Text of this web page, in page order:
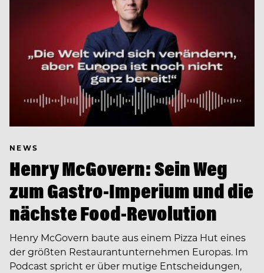
NEWS
Henry McGovern: Sein Weg
zum Gastro-Imperium und die
nächste Food-Revolution
Henry McGovern baute aus einem Pizza Hut eines
der größten Restaurantunternehmen Europas. Im
Podcast spricht er über mutige Entscheidungen,